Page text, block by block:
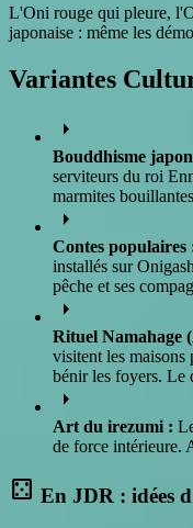
L'Oni rouge qui pleure,
japonaise : même les
Variantes
arrow_right
Bouddhisme
serviteurs du roi
marmites
arrow_right
Contes populaires
installés sur
pêche et ses
arrow_right
Rituel Namahage
visitent les maisons
bénir les foyers. Le
arrow_right
Art du irezumi :
de force intérieure.
casino En JDR : idées